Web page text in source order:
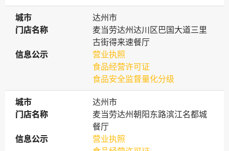
城市
城市
达州市
门店名称
门店名称
麦当劳达州达川区巴国大道三里
古街得来速餐厅
信息公示
信息公示
营业执照
食品经营许可证
食品安全监督量化分级
城市
城市
达州市
门店名称
门店名称
麦当劳达州朝阳东路滨江名都城
餐厅
信息公示
信息公示
营业执照